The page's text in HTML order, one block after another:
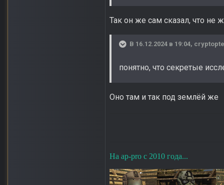
Так он же сам сказал, что не
В 16.12.2024 в 19:04,
понятно, что секретые
Оно там и так под землёй же
На ap-pro с 2010 года...